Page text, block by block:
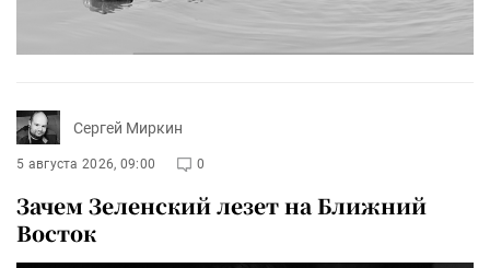
Сергей Миркин
5 августа 2026, 09:00 0
Зачем Зеленский лезет на Ближний
Восток